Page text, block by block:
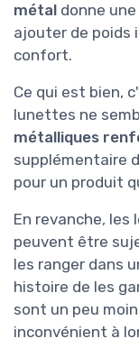
métal donne
ajouter de poids
confort.
Ce qui est bien,
lunettes ne
métalliques
supplémentaire
pour un produit
En revanche, les
peuvent être
les ranger dans
histoire de les
sont un peu
inconvénient à